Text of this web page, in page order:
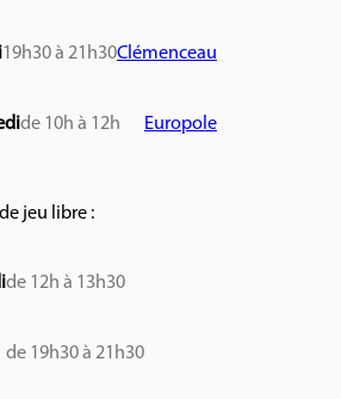
19h30 à 21h30Clémenceau
de 10h à 12h Europole
jeu libre :
de 12h à 13h30
de 19h30 à 21h30